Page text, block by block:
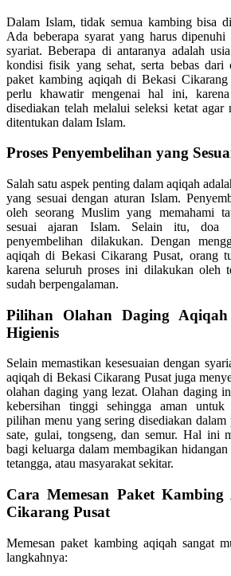
Dalam Islam, tidak semua kambing bisa
Ada beberapa syarat yang harus dipenuhi
syariat. Beberapa di antaranya adalah
kondisi fisik yang sehat, serta bebas dari
paket kambing aqiqah di Bekasi Cikarang
perlu khawatir mengenai hal ini,
disediakan telah melalui seleksi ketat agar
ditentukan dalam Islam.
Proses Penyembelihan yang
Salah satu aspek penting dalam aqiqah
yang sesuai dengan aturan Islam.
oleh seorang Muslim yang memahami
sesuai ajaran Islam. Selain itu, doa
penyembelihan dilakukan. Dengan
aqiqah di Bekasi Cikarang Pusat, orang
karena seluruh proses ini dilakukan oleh
sudah berpengalaman.
Pilihan Olahan Daging
Higienis
Selain memastikan kesesuaian dengan
aqiqah di Bekasi Cikarang Pusat juga
olahan daging yang lezat. Olahan daging
kebersihan tinggi sehingga aman untuk
pilihan menu yang sering disediakan dalam
sate, gulai, tongseng, dan semur. Hal ini
bagi keluarga dalam membagikan hidangan
tetangga, atau masyarakat sekitar.
Cara Memesan Paket
Cikarang Pusat
Memesan paket kambing aqiqah sangat
langkahnya: